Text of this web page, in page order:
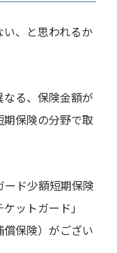
、と思われるか
る、保険金額が
保険の分野で取
ード少額短期保険
ットガード」
償保険）がござい